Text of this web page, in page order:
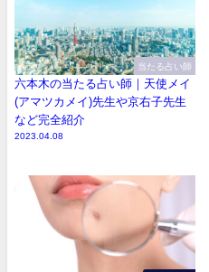
当たる占い師
六本木の当たる占い師｜天使メイ
(アマツカメイ)先生や京右子先生
など完全紹介
2023.04.08